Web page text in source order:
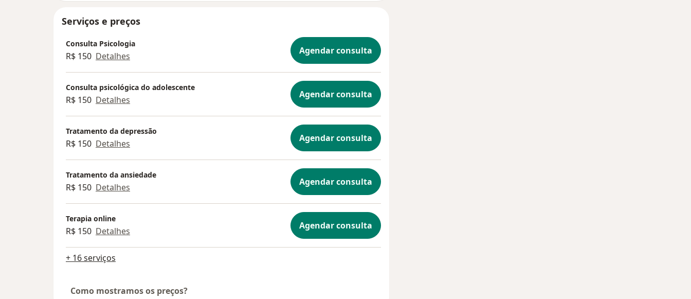
Serviços e preços
Consulta Psicologia
R$ 150 Detalhes Agendar consulta
Consulta psicológica do adolescente
R$ 150 Detalhes Agendar consulta
Tratamento da depressão
R$ 150 Detalhes Agendar consulta
Tratamento da ansiedade
R$ 150 Detalhes Agendar consulta
Terapia online
R$ 150 Detalhes Agendar consulta
+ 16 serviços
Como mostramos os preços?